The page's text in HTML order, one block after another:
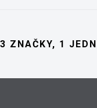
3 ZNAČKY, 1